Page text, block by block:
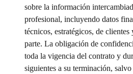
sobre la información
profesional, incluyendo datos
técnicos, estratégicos, de clientes
parte. La obligación de
toda la vigencia del contrato y
siguientes a su terminación,